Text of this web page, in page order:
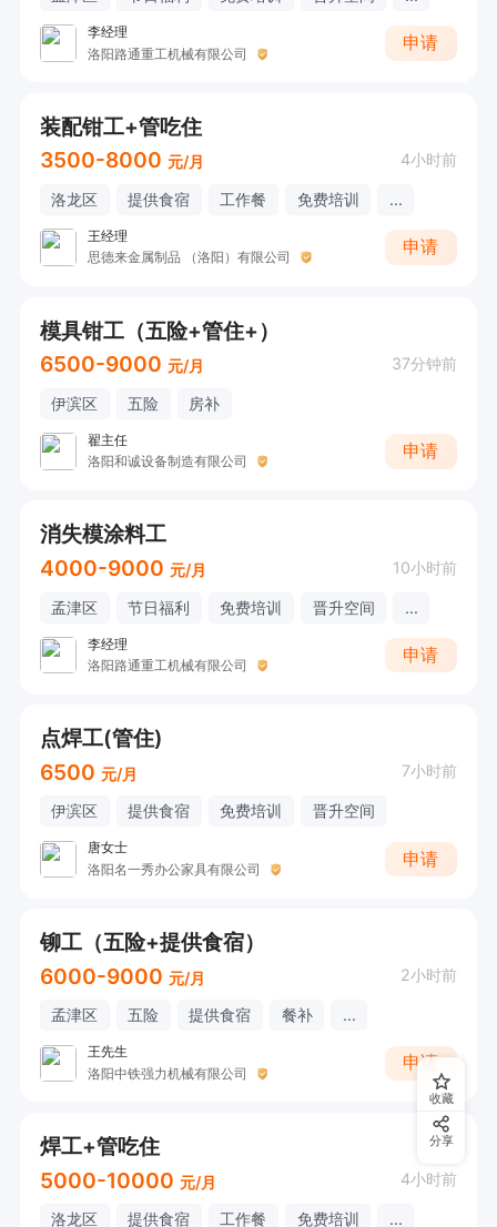
李经理
洛阳路通重工机械有限公司
申请
装配钳工+管吃住
3500-8000 元/月 4小时前
洛龙区 提供食宿 工作餐 免费培训 ...
王经理
思德来金属制品 （洛阳）有限公司
申请
模具钳工（五险+管住+）
6500-9000 元/月 37分钟前
伊滨区 五险 房补
翟主任
洛阳和诚设备制造有限公司
申请
消失模涂料工
4000-9000 元/月 10小时前
孟津区 节日福利 免费培训 晋升空间 ...
李经理
洛阳路通重工机械有限公司
申请
点焊工(管住)
6500 元/月 7小时前
伊滨区 提供食宿 免费培训 晋升空间
唐女士
洛阳名一秀办公家具有限公司
申请
铆工（五险+提供食宿）
6000-9000 元/月 2小时前
孟津区 五险 提供食宿 餐补 ...
王先生
洛阳中铁强力机械有限公司
申请
焊工+管吃住
5000-10000 元/月 4小时前
洛龙区 提供食宿 工作餐 免费培训 ...
收藏
分享